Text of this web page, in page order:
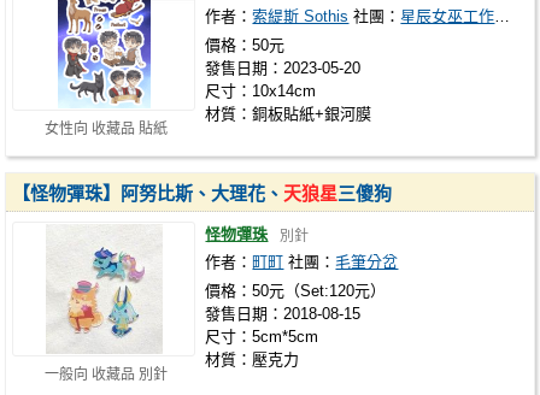
女性向 收藏品 貼紙
作者：索緹斯 Sothis 社團：星辰女巫工作室 Starlight Witch Studio
價格：50元
發售日期：2023-05-20
尺寸：10x14cm
材質：銅板貼紙+銀河膜
一般向 收藏品 別針
【怪物彈珠】阿努比斯、大理花、 天狼星三傻狗
怪物彈珠 別針
作者： 町町 社團：毛筆分岔
價格：50元（Set:120元）
發售日期：2018-08-15
尺寸：5cm*5cm
材質：壓克力